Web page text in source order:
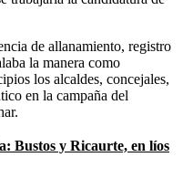
de allanamiento, registro
la manera como
los alcaldes, concejales,
en la campaña del
Bustos y Ricaurte, en líos